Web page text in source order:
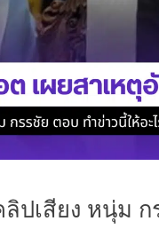
ปเสียง หนุ่ม